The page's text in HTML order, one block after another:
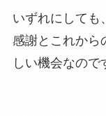
いずれにしても
感謝とこれから
しい機会なので